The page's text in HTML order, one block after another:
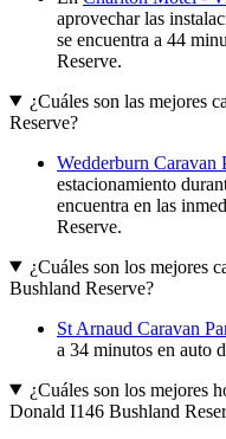
aprovechar las
se encuentra a 44
Reserve.
¿Cuáles son las mejores
Reserve?
Wedderburn Caravan
estacionamiento
encuentra en las
Reserve.
¿Cuáles son los mejores
Bushland Reserve?
St Arnaud Caravan
a 34 minutos en auto
¿Cuáles son los mejores
Donald I146 Bushland